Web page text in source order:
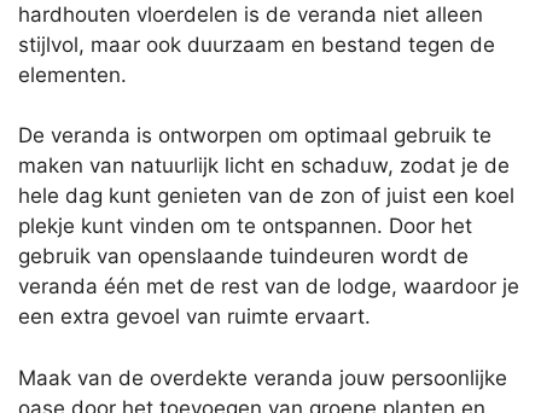
hardhouten vloerdelen is de veranda niet alleen
stijlvol, maar ook duurzaam en bestand tegen de
elementen.
De veranda is ontworpen om optimaal gebruik te
maken van natuurlijk licht en schaduw, zodat je de
hele dag kunt genieten van de zon of juist een koel
plekje kunt vinden om te ontspannen. Door het
gebruik van openslaande tuindeuren wordt de
veranda één met de rest van de lodge, waardoor je
een extra gevoel van ruimte ervaart.
Maak van de overdekte veranda jouw persoonlijke
oase door het toevoegen van groene planten en